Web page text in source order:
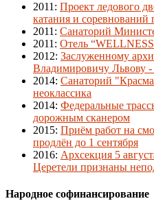
2011 : Проект ледового
катания и соревнований
2011 : Санаторий
2011 : Отель
2012: Заслуженному
Владимировичу Львову -
2014: Санаторий
неоклассика
2014: Федеральные
дорожным сканером
2015: Приём работ на
продлён до 1 сентября
2016: Архсекция 5
Церетели признаны
Народное софинансирование